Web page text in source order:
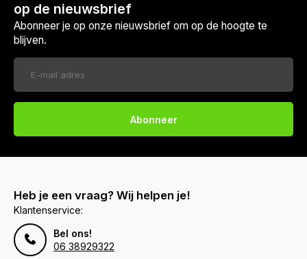
op de nieuwsbrief
Abonneer je op onze nieuwsbrief om op de hoogte te
blijven.
Abonneer
Heb je een vraag? Wij helpen je!
Klantenservice:
Bel ons!
06 38929322